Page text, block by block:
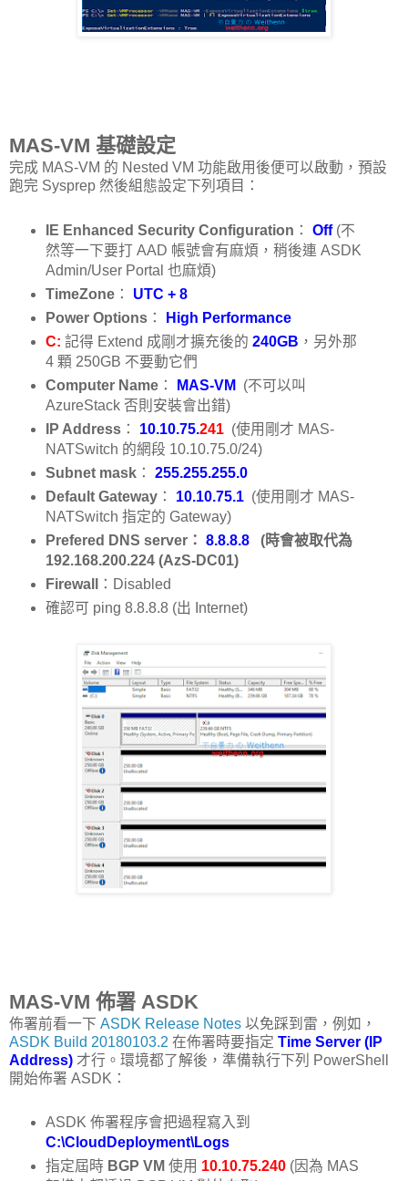
MAS-VM 基礎設定
完成 MAS-VM 的 Nested VM 功能啟用後便可以啟動，預設
跑完 Sysprep 然後組態設定下列項目：
IE Enhanced Security Configuration ： Off (不
然等一下要打 AAD 帳號會有麻煩，稍後連 ASDK
Admin/User Portal 也麻煩)
TimeZone： UTC + 8
Power Options：
High Performance
C: 記得 Extend 成剛才擴充後的 240GB ，另外那
4 顆 250GB 不要動它們
Computer Name： MAS-VM (不可以叫
AzureStack 否則安裝會出錯)
IP Address： 10.10.75.241(使用剛才 MAS-
NATSwitch 的網段 10.10.75.0/24)
Subnet mask： 255.255.255.0
Default Gateway： 10.10.75.1(使用剛才 MAS-
NATSwitch 指定的 Gateway)
Prefered DNS server： 8.8.8.8(時會被取代為
192.168.200.224 (AzS-DC01)
Firewall
：Disabled
確認可 ping 8.8.8.8 (出 Internet)
MAS-VM 佈署 ASDK
佈署前看一下 ASDK Release Notes 以免踩到雷，例如，
ASDK Build 20180103.2 在佈署時要指定 Time Server (IP
Address) 才行。環境都了解後，準備執行下列 PowerShell
開始佈署 ASDK：
ASDK 佈署程序會把過程寫入到
C:\CloudDeployment\Logs
指定屆時 BGP VM 使用 10.10.75.240(因為 MAS